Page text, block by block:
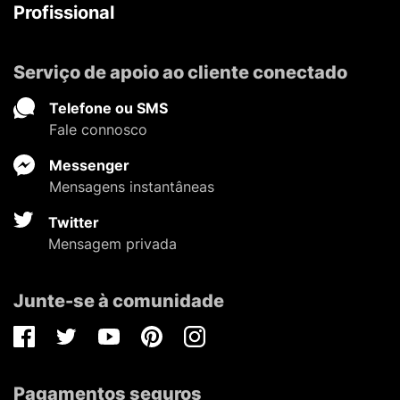
Profissional
Serviço de apoio ao cliente conectado
Telefone ou SMS
Fale connosco
Messenger
Mensagens instantâneas
Twitter
Mensagem privada
Junte-se à comunidade
FacebookTwitterYoutubePinterestInstagram
Pagamentos seguros